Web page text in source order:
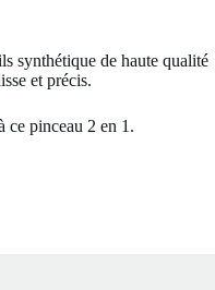
synthétique de haute qualité
et précis.
ce pinceau 2 en 1.